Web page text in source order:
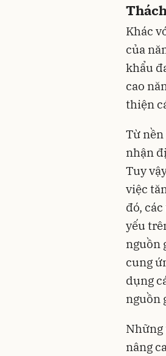
Khác
của
khẩu
cao
thiện
Từ
nhận
Tuy
việc
đó,
yếu
nguồn
cung
dụng
nguồn
Những
nâng